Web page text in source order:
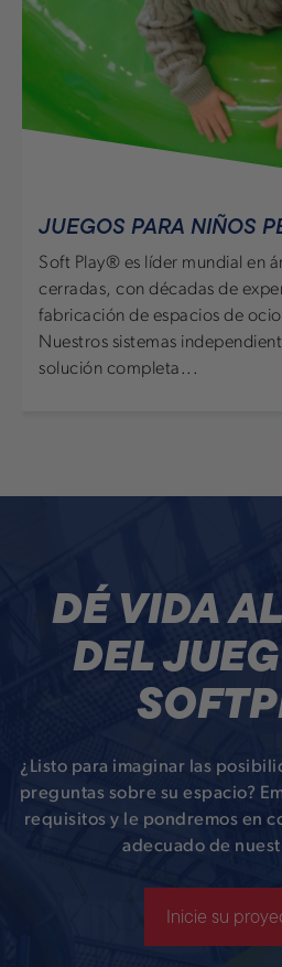
JUEGOS PARA NIÑOS
Soft Play® es líder mundial en
cerradas, con décadas de
fabricación de espacios de
Nuestros sistemas
solución completa...
DÉ VIDA
DEL
¿Listo para imaginar las
preguntas sobre su espacio?
requisitos y le pondremos en
adecuado de
Inicie su